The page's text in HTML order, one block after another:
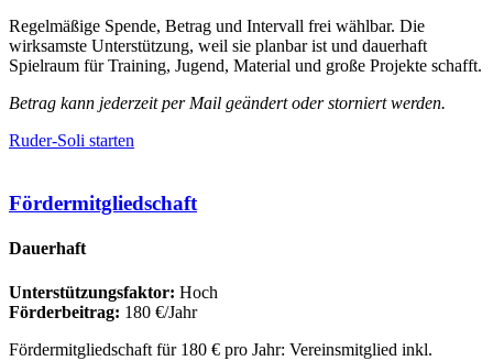
Regelmäßige Spende, Betrag und Intervall frei wählbar. Die
wirksamste Unterstützung, weil sie planbar ist und dauerhaft
Spielraum für Training, Jugend, Material und große Projekte schafft.
Betrag kann jederzeit per Mail geändert oder storniert werden.
Ruder-Soli starten
Fördermitgliedschaft
Dauerhaft
Unterstützungsfaktor: Hoch
Förderbeitrag: 180 €/Jahr
Fördermitgliedschaft für 180 € pro Jahr: Vereinsmitglied inkl.